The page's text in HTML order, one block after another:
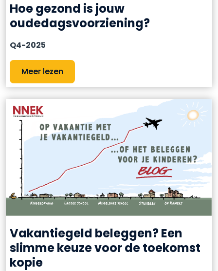
Hoe gezond is jouw
oudedagsvoorziening?
Q4-2025
Meer lezen
Vakantiegeld beleggen? Een
slimme keuze voor de toekomst
kopie